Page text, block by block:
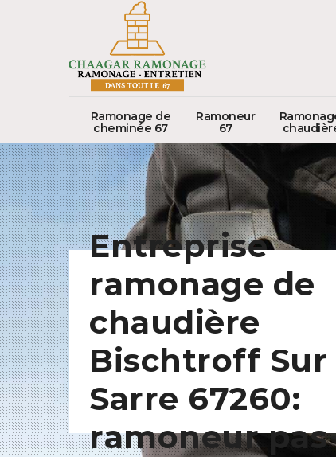
Ramonage de
cheminée 67
Ramoneur
67
Entreprise
ramonage de
chaudière
Bischtroff Sur
Sarre 67260:
ramoneur